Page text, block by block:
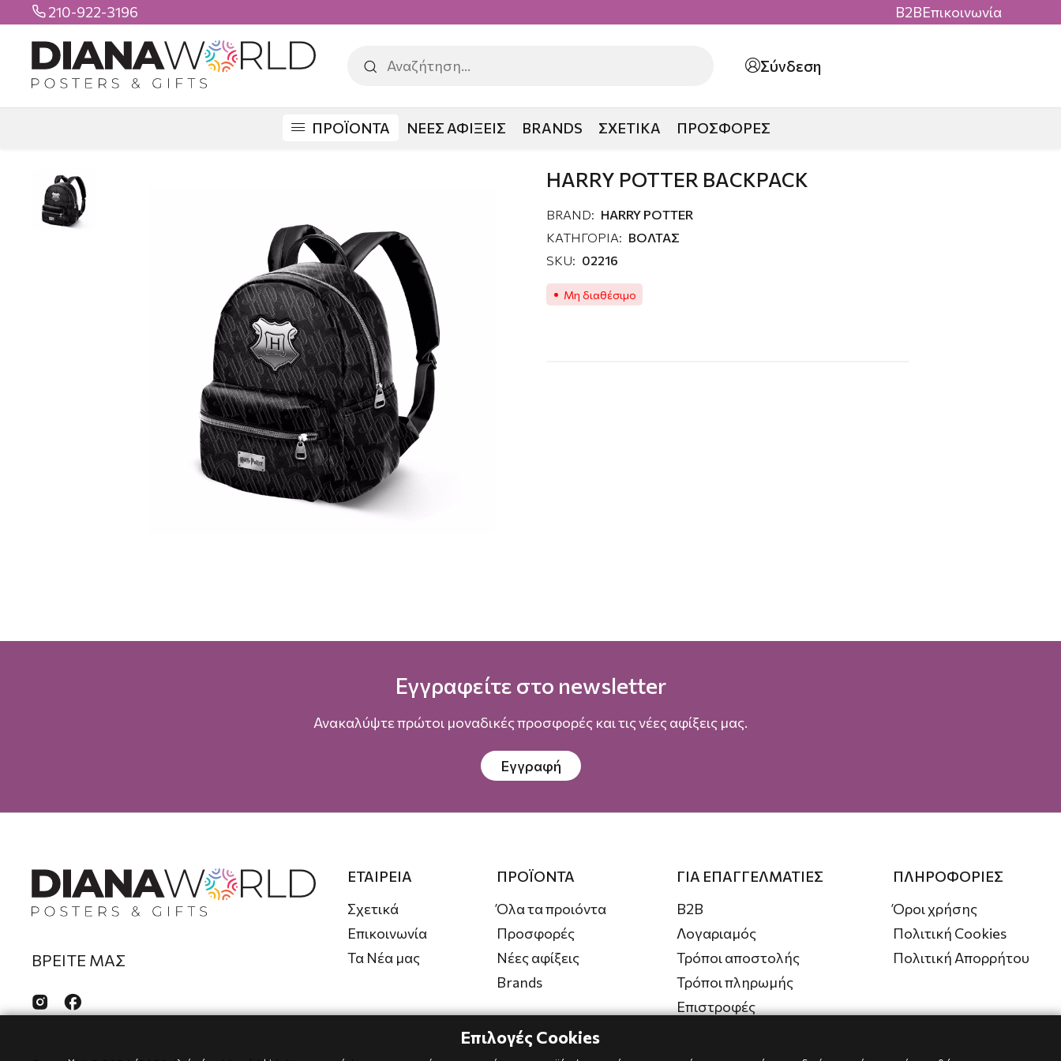
 210-922-3196 B2BΕπικοινωνία
Σύνδεση
ΠΡΟΪΟΝΤΑ ΝΕΕΣ ΑΦΙΞΕΙΣ BRANDS ΣΧΕΤΙΚΑ ΠΡΟΣΦΟΡΕΣ
HARRY POTTER ΒΑCKPACK
BRAND: HARRY POTTER
ΚΑΤΗΓΟΡΙΑ: ΒΟΛΤΑΣ
SKU: 02216
Μη διαθέσιμο
Εγγραφείτε στο newsletter
Ανακαλύψτε πρώτοι μοναδικές προσφορές και τις νέες αφίξεις μας.
Εγγραφή
ΒΡΕΙΤΕ ΜΑΣ
 
ΕΤΑΙΡΕΙΑ
Σχετικά
Επικοινωνία
Τα Νέα μας
ΠΡΟΪΟΝΤΑ
Όλα τα προιόντα
Προσφορές
Νέες αφίξεις
Brands
ΓΙΑ ΕΠΑΓΓΕΛΜΑΤΙΕΣ
B2B
Λογαριαμός
Τρόποι αποστολής
Τρόποι πληρωμής
Επιστροφές
ΠΛΗΡΟΦΟΡΙΕΣ
Όροι χρήσης
Πολιτική Cookies
Πολιτική Απορρήτου
Επιλογές Cookies